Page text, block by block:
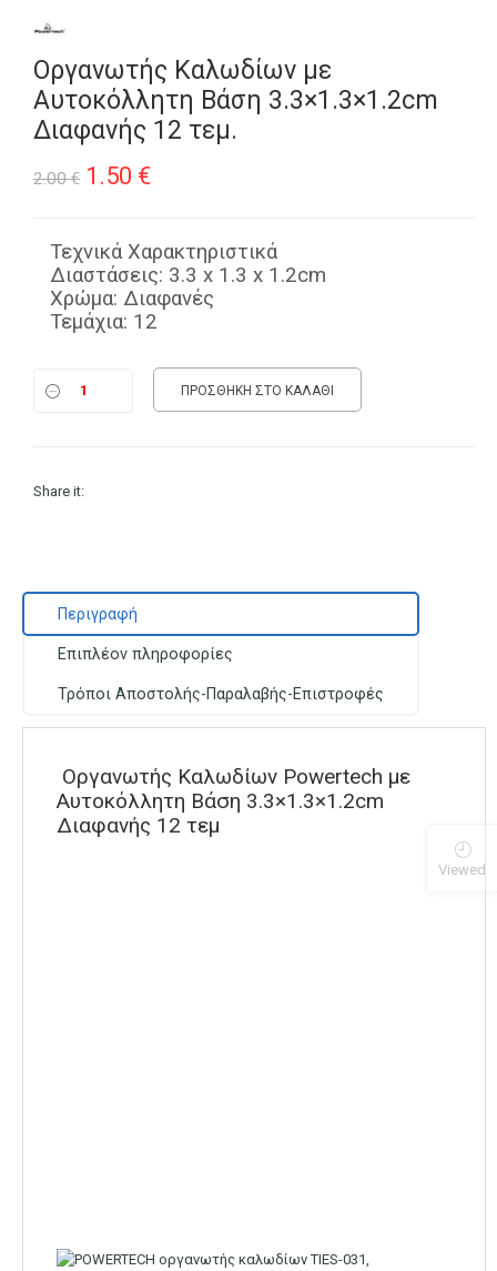
Οργανωτής Καλωδίων με
Αυτοκόλλητη Βάση 3.3×1.3×1.2cm
Διαφανής 12 τεμ.
2.00€ Original
was:
2.00 €.
1.50 €Η
τιμή
είναι:
1.50 €.
Τεχνικά Χαρακτηριστικά
Διαστάσεις: 3.3 x 1.3 x 1.2cm
Χρώμα: Διαφανές
Τεμάχια: 12
ΠΡΟΣΘΉΚΗ ΣΤΟ ΚΑΛΆΘΙ
Share it:
Περιγραφή
Επιπλέον πληροφορίες
Τρόποι Αποστολής-Παραλαβής-Επιστροφές
Οργανωτής Καλωδίων Powertech με
Αυτοκόλλητη Βάση 3.3×1.3×1.2cm
Διαφανής 12 τεμ
Viewed